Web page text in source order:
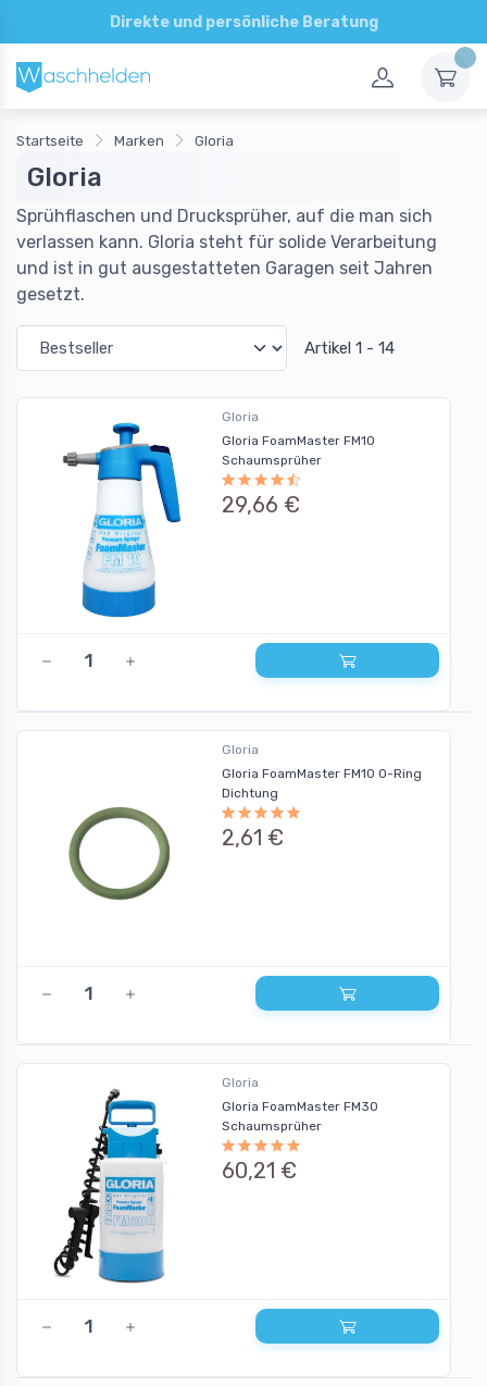
Direkte und persönliche Beratung
Startseite Marken Gloria
Gloria
Sprühflaschen und Drucksprüher, auf die man sich
verlassen kann. Gloria steht für solide Verarbeitung
und ist in gut ausgestatteten Garagen seit Jahren
gesetzt.
Artikel 1 - 14
Gloria
Gloria FoamMaster FM10
Schaumsprüher
29,66 €
Gloria
Gloria FoamMaster FM10 O-Ring
Dichtung
2,61 €
Gloria
Gloria FoamMaster FM30
Schaumsprüher
60,21 €